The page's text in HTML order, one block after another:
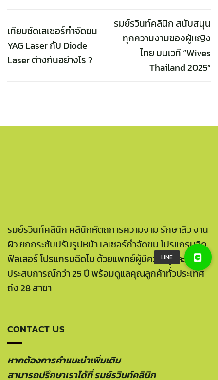
เทียบชัดเลเซอร์กำจัดขน
YAG Laser กับ Diode
Laser ต่างกันอย่างไร ?
รมย์รวินท์คลินิก สนับสนุน
ทุกความงามของผู้หญิง
ไทย บนเวที “Wives
Thailand 2025”
รมย์รวินท์คลินิก คลินิกหัตถการความงาม รักษาสิว งาน
ผิว ยกกระชับปรับรูปหน้า เลเซอร์กำจัดขน โปรแกรมฉีด
ฟิลเลอร์ โปรแกรมฉีดโบ ด้วยแพทย์ผู้มีความรู้และ
ประสบการณ์กว่า 25 ปี พร้อมดูแลคุณลูกค้าทั่วประเทศ
ถึง 28 สาขา
CONTACT US
หากต้องการคำแนะนำเพิ่มเติม
สามารถปรึกษาเราได้ที่ รมย์รวินท์คลินิก